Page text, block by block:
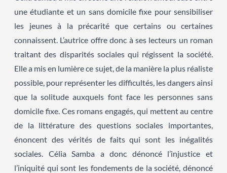
une étudiante et un sans domicile fixe pour sensibiliser
les jeunes à la précarité que certains ou certaines
connaissent. L’autrice offre donc à ses lecteurs un roman
traitant des disparités sociales qui régissent la société.
Elle a mis en lumière ce sujet, de la manière la plus réaliste
possible, pour représenter les difficultés, les dangers ainsi
que la solitude auxquels font face les personnes sans
domicile fixe. Ces romans engagés, qui mettent au centre
de la littérature des questions sociales importantes,
énoncent des vérités de faits qui sont les inégalités
sociales. Célia Samba a donc dénoncé l’injustice et
l’iniquité qui sont les fondements de la société, dénoncé